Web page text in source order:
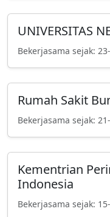
UNIVERSITAS
Bekerjasama sejak:
Rumah Sakit
Bekerjasama sejak:
Kementrian
Indonesia
Bekerjasama sejak: